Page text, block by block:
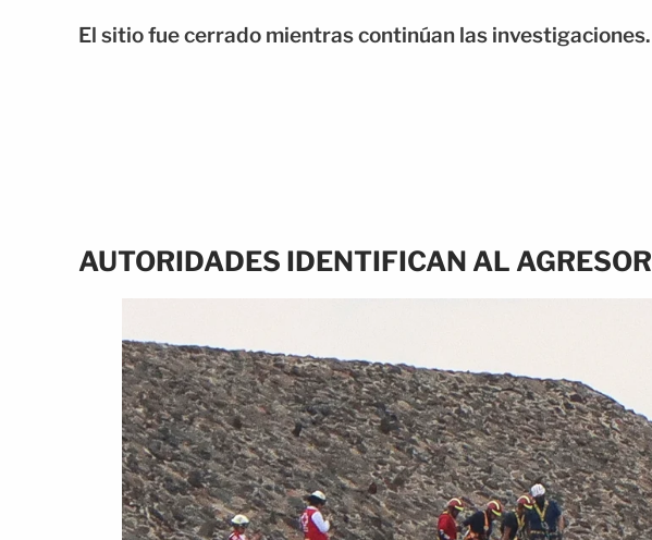
El sitio fue cerrado mientras continúan las investigaciones.
AUTORIDADES IDENTIFICAN AL AGRESOR